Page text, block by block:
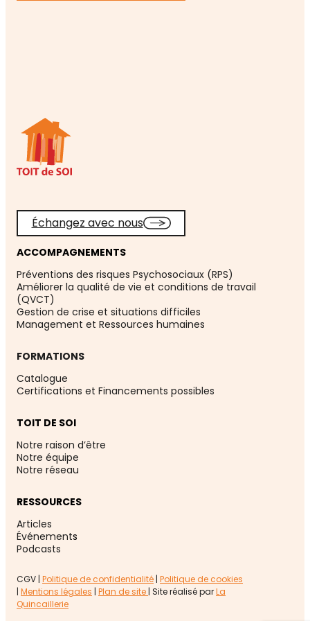
Échangez avec nous
ACCOMPAGNEMENTS
Préventions des risques Psychosociaux (RPS)
Améliorer la qualité de vie et conditions de travail
(QVCT)
Gestion de crise et situations difficiles
Management et Ressources humaines
FORMATIONS
Catalogue
Certifications et Financements possibles
TOIT DE SOI
Notre raison d’être
Notre équipe
Notre réseau
RESSOURCES
Articles
Événements
Podcasts
CGV | Politique de confidentialité | Politique de cookies
| Mentions légales | Plan de site | Site réalisé parLa
Quincaillerie